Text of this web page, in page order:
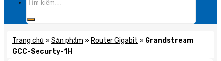
Trang chủ » Sản phẩm » Router Gigabit » Grandstream
GCC-Securty-1H